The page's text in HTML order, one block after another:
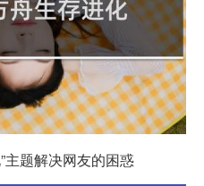
主题解决网友的困惑